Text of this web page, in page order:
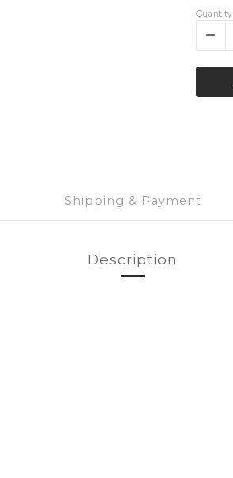
Quantity
Shipping & Payment
Description